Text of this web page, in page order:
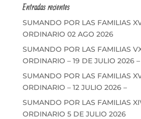
Entradas recientes
SUMANDO POR LAS FAMILIAS
ORDINARIO 02 AGO 2026
SUMANDO POR LAS FAMILIAS
ORDINARIO – 19 DE JULIO 2026 –
SUMANDO POR LAS FAMILIAS
ORDINARIO – 12 JULIO 2026 –
SUMANDO POR LAS FAMILIAS
ORDINARIO 5 DE JULIO 2026